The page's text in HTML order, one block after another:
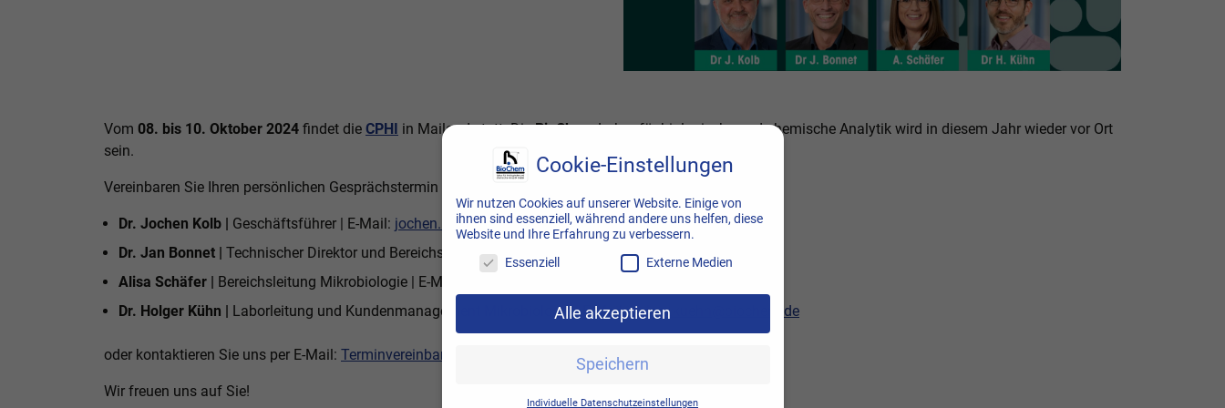
Vom 08. bis 10. Oktober 2024 findet die CPHI in Mailand statt. DieBioChemLabor für biologische und chemische Analytik wird in diesem Jahr wieder vor Ort
sein.
Vereinbaren Sie Ihren persönlichen Gesprächstermin mit unseren
Dr. Jochen Kolb | Geschäftsführer | E-Mail: jochen.kolb@biochem.de
Dr. Jan Bonnet |
Technischer Direktor und Bereichsleitung Analytik | E-Mail:
jan.bonnet@biochem.de
Alisa Schäfer |
Bereichsleitung Mikrobiologie | E-Mail:
Dr. Holger Kühn |
Laborleitung und Kundenmanagement Mikrobiologie | E-Mail:holger.kuehn@biochem.de
oder kontaktieren Sie uns per E-Mail: Terminvereinbarung CPHI Mailand 2024
Wir freuen uns auf Sie!
Cookie-Einstellungen
Wir nutzen Cookies auf unserer Website. Einige von
ihnen sind essenziell, während andere uns helfen, diese
Website und Ihre Erfahrung zu verbessern.
Essenziell
Externe Medien
Alle akzeptieren
Speichern
Individuelle Datenschutzeinstellungen